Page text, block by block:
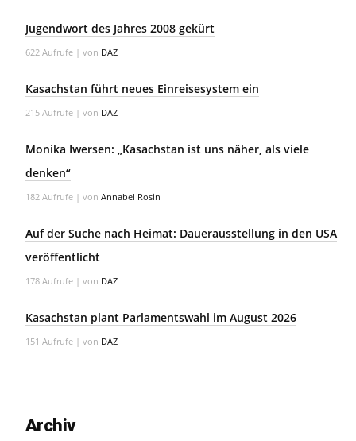
Jugendwort des Jahres 2008 gekürt
622 Aufrufe | von DAZ
Kasachstan führt neues Einreisesystem ein
215 Aufrufe | von DAZ
Monika Iwersen: „Kasachstan ist uns näher, als viele
denken“
182 Aufrufe | von Annabel Rosin
Auf der Suche nach Heimat: Dauerausstellung in den USA
veröffentlicht
178 Aufrufe | von DAZ
Kasachstan plant Parlamentswahl im August 2026
151 Aufrufe | von DAZ
Archiv